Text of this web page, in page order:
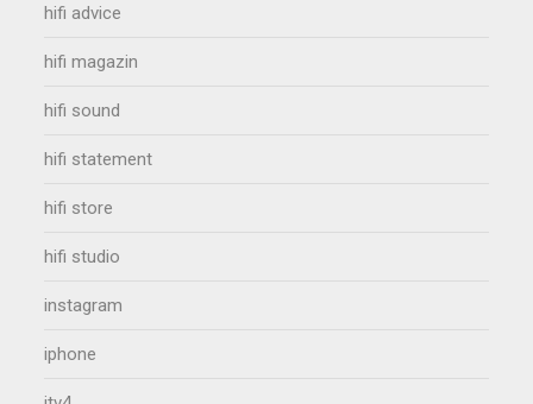
hifi advice
hifi magazin
hifi sound
hifi statement
hifi store
hifi studio
instagram
iphone